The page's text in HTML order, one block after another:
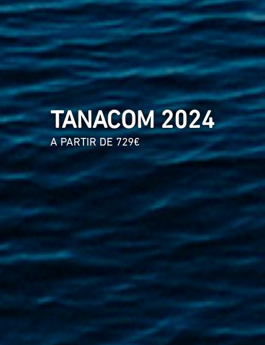
TANACOM 2024
A PARTIR DE 729€